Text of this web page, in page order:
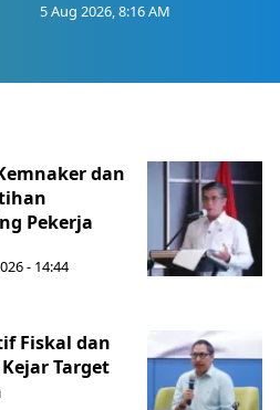
5 Aug 2026, 8:16 AM
dan
Pekerja
- 14:44
Fiskal dan
Target